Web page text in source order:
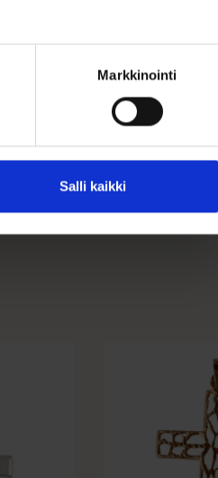
Markkinointi
Salli kaikki
valintaan